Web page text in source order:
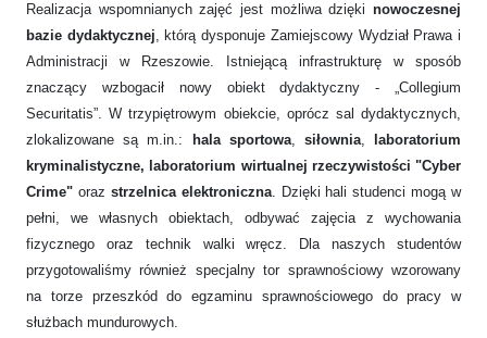
Realizacja wspomnianych zajęć jest możliwa dzięki nowoczesnej
bazie dydaktycznej, którą dysponuje Zamiejscowy Wydział Prawa i
Administracji w Rzeszowie. Istniejącą infrastrukturę w sposób
znaczący wzbogacił nowy obiekt dydaktyczny - „Collegium
Securitatis”. W trzypiętrowym obiekcie, oprócz sal dydaktycznych,
zlokalizowane są m.in.:
hala sportowa, siłownia,
laboratorium
kryminalistyczne, laboratorium wirtualnej rzeczywistości "Cyber
Crime" oraz strzelnica elektroniczna. Dzięki hali studenci mogą w
pełni, we własnych obiektach, odbywać zajęcia z wychowania
fizycznego oraz technik walki wręcz. Dla naszych studentów
przygotowaliśmy również specjalny tor sprawnościowy wzorowany
na torze przeszkód do egzaminu sprawnościowego do pracy w
służbach mundurowych.